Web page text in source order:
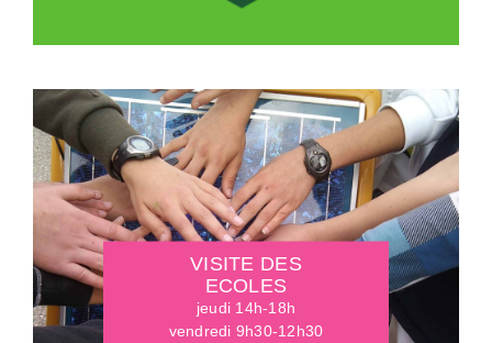
VISITE DES
ECOLES
jeudi 14h-18h
vendredi 9h30-12h30